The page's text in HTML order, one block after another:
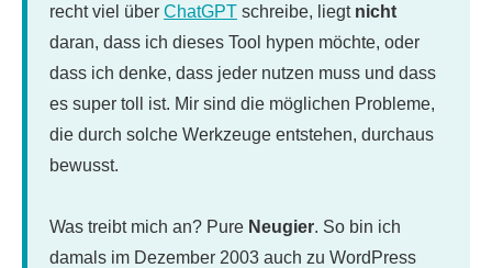
recht viel über ChatGPT schreibe, liegt nicht
daran, dass ich dieses Tool hypen möchte, oder
dass ich denke, dass jeder nutzen muss und dass
es super toll ist. Mir sind die möglichen Probleme,
die durch solche Werkzeuge entstehen, durchaus
bewusst.
Was treibt mich an? Pure Neugier. So bin ich
damals im Dezember 2003 auch zu WordPress